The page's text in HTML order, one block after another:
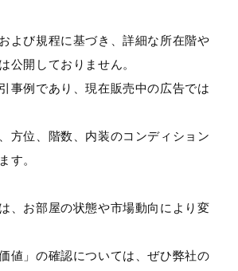
よび規程に基づき、詳細な所在階や
公開しておりません。
事例であり、現在販売中の広告では
方位、階数、内装のコンディション
す。
、お部屋の状態や市場動向により変
値」の確認については、ぜひ弊社の